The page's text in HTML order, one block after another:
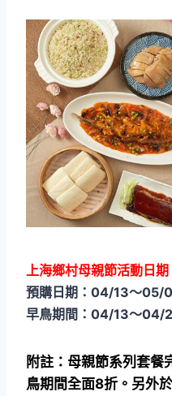
上海鄉村母親節活動日期
預購日期：04/13～05/
早鳥期間：04/13～04/
附註：母親節系列套
鳥期間全面8折。另